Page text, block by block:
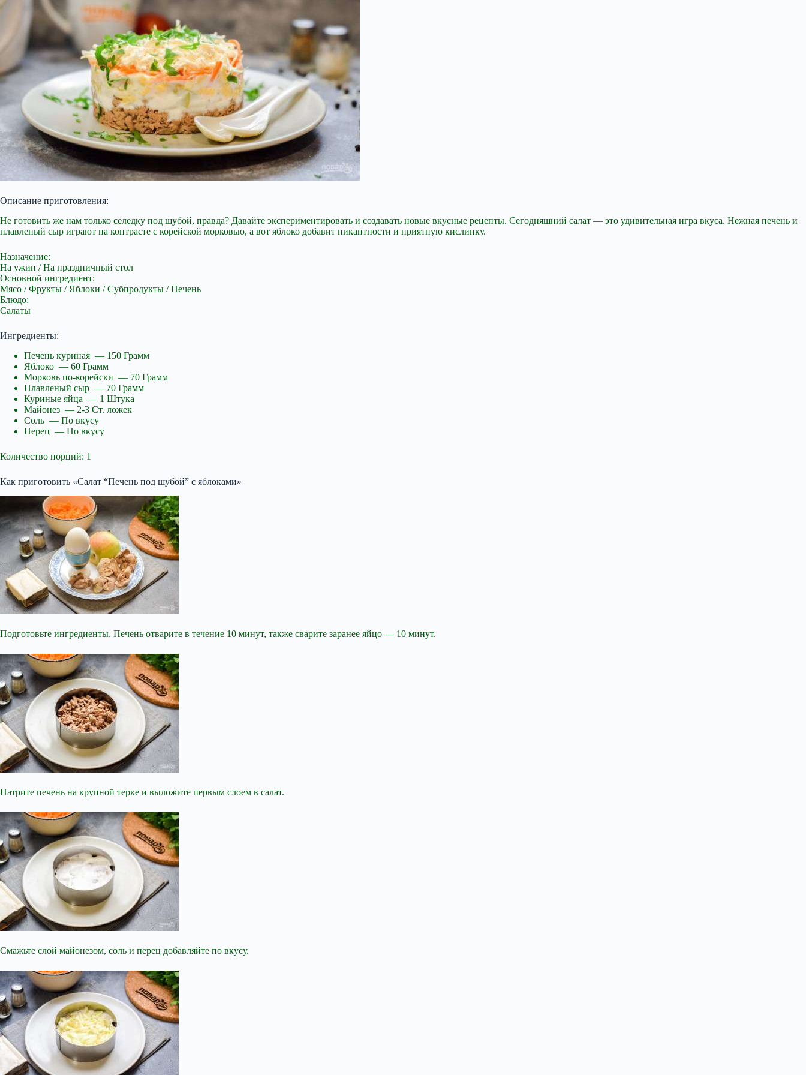
Описание приготовления:
Не готовить же нам только селедку под шубой, правда? Давайте экспериментировать и создавать новые вкусные рецепты. Сегодняшний салат — это удивительная игра вкуса. Нежная печень и
плавленый сыр играют на контрасте с корейской морковью, а вот яблоко добавит пикантности и приятную кислинку.
Назначение:
На ужин / На праздничный стол
Основной ингредиент:
Мясо / Фрукты / Яблоки / Субпродукты / Печень
Блюдо:
Салаты
Ингредиенты:
Печень куриная — 150 Грамм
Яблоко — 60 Грамм
Морковь по-корейски — 70 Грамм
Плавленый сыр — 70 Грамм
Куриные яйца — 1 Штука
Майонез — 2-3 Ст. ложек
Соль — По вкусу
Перец — По вкусу
Количество порций: 1
Как приготовить «Салат “Печень под шубой” с яблоками»
Подготовьте ингредиенты. Печень отварите в течение 10 минут, также сварите заранее яйцо — 10 минут.
Натрите печень на крупной терке и выложите первым слоем в салат.
Смажьте слой майонезом, соль и перец добавляйте по вкусу.